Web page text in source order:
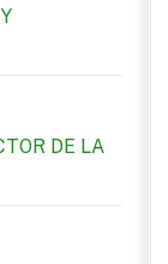
DE LA